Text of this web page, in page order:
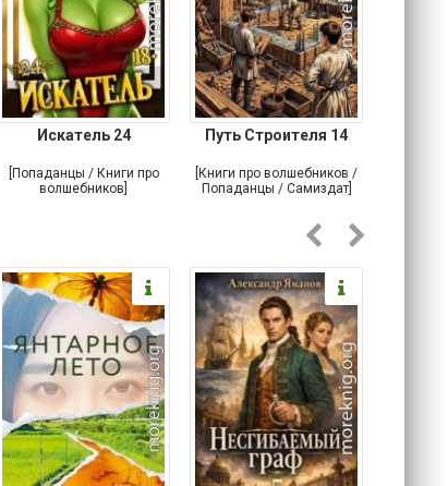
Искатель 24
[Попаданцы / Книги про
волшебников]
Путь Строителя 14
[Книги про волшебников /
Попаданцы / Самиздат]